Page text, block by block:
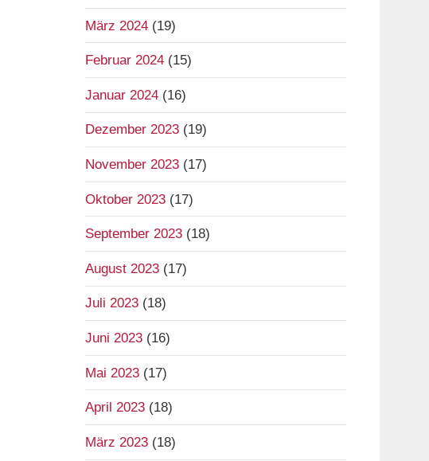
März 2024(19)
Februar 2024(15)
Januar 2024(16)
Dezember 2023(19)
November 2023(17)
Oktober 2023(17)
September 2023(18)
August 2023(17)
Juli 2023(18)
Juni 2023(16)
Mai 2023(17)
April 2023(18)
März 2023(18)